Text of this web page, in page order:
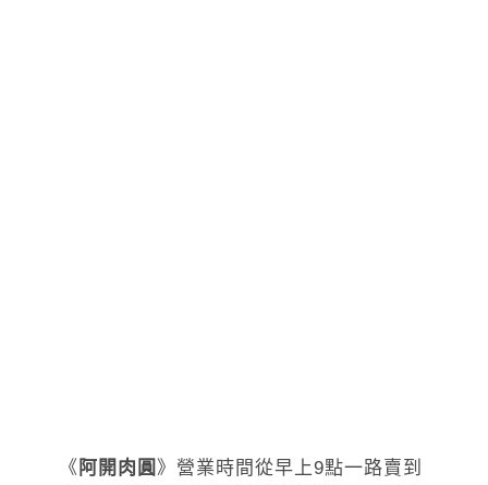
《 阿開肉圓 》營業時間從早上9點一路賣到